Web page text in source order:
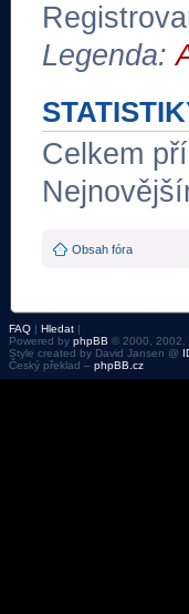
Legenda:
Celkem
Obsah fóra
FAQ | Hledat |
Powered by phpBB © 2000, 2002,
Style created by David Jansen @
Český překlad – phpBB.cz